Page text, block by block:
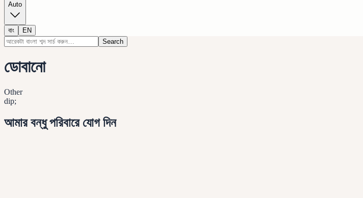
Auto
বাং
EN
Search
ডোবানো
Other
dip;
আমার বন্ধু পরিবারে যোগ দিন